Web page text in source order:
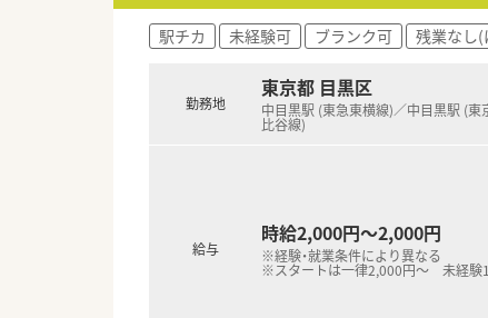
駅チカ 未経験可 ブランク可 残業なし
勤務地
東京都 目黒区
中目黒駅 (東急東横線)／中目黒駅 (東
比谷線)
給与
時給2,000円～2,000円
※経験・就業条件により異なる
※スタートは一律2,000円～ 未経験